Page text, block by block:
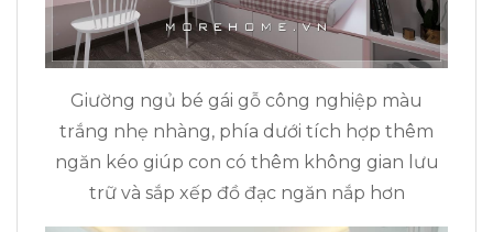
Giường ngủ bé gái gỗ công nghiệp màu
trắng nhẹ nhàng, phía dưới tích hợp thêm
ngăn kéo giúp con có thêm không gian lưu
trữ và sắp xếp đồ đạc ngăn nắp hơn